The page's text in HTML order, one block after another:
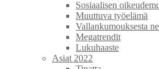
Sosiaalisen
Muuttuva työelämä
Vallankumouksesta
Megatrendit
Lukuhaaste
Asiat 2022